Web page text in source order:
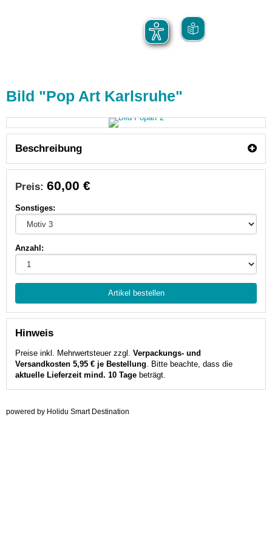
Bild "Pop Art Karlsruhe"
Beschreibung
Preis: 60,00 €
Sonstiges:
Anzahl:
Artikel bestellen
Hinweis
Preise inkl. Mehrwertsteuer zzgl. Verpackungs- und
Versandkosten 5,95 € je Bestellung. Bitte beachte, dass die
aktuelle Lieferzeit mind. 10 Tage beträgt.
powered by Holidu Smart Destination